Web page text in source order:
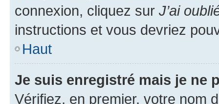
connexion, cliquez sur J’ai
instructions et vous devriez
Haut
Je suis enregistré mais je ne
Vérifiez, en premier, votre nom